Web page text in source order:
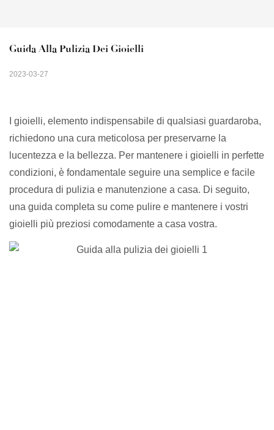
Guida Alla Pulizia Dei Gioielli
2023-03-27
I gioielli, elemento indispensabile di qualsiasi guardaroba,
richiedono una cura meticolosa per preservarne la
lucentezza e la bellezza. Per mantenere i gioielli in perfette
condizioni, è fondamentale seguire una semplice e facile
procedura di pulizia e manutenzione a casa. Di seguito,
una guida completa su come pulire e mantenere i vostri
gioielli più preziosi comodamente a casa vostra.